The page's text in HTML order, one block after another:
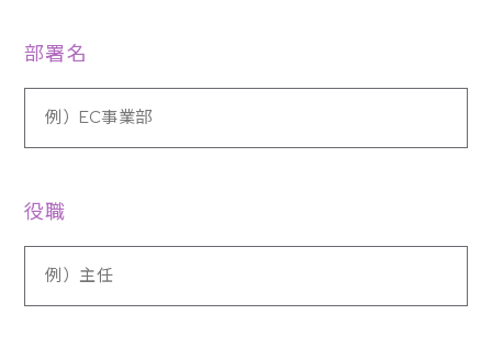
部署名
役職